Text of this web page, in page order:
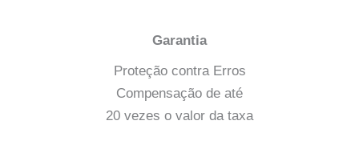
Garantia
Proteção contra Erros
Compensação de até
20 vezes o valor da taxa